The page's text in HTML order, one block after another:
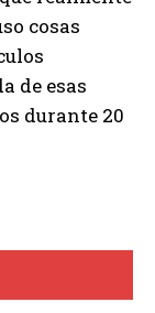
cosas
de esas
durante 20